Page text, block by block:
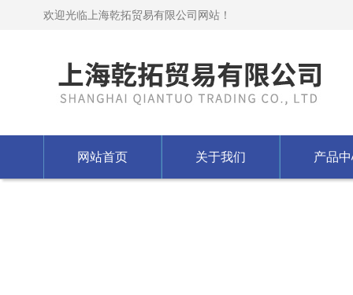
欢迎光临上海乾拓贸易有限公司网站！
网站首页 关于我们 产品